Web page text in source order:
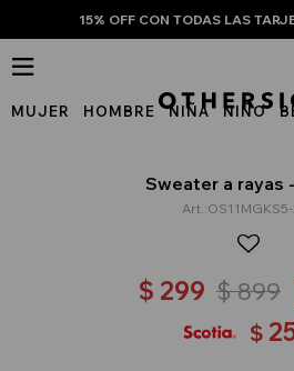
15% OFF CON TODAS LAS
MUJER HOMBRE NIÑA NIÑO

Sweater a rayas
$ 299 $899
$